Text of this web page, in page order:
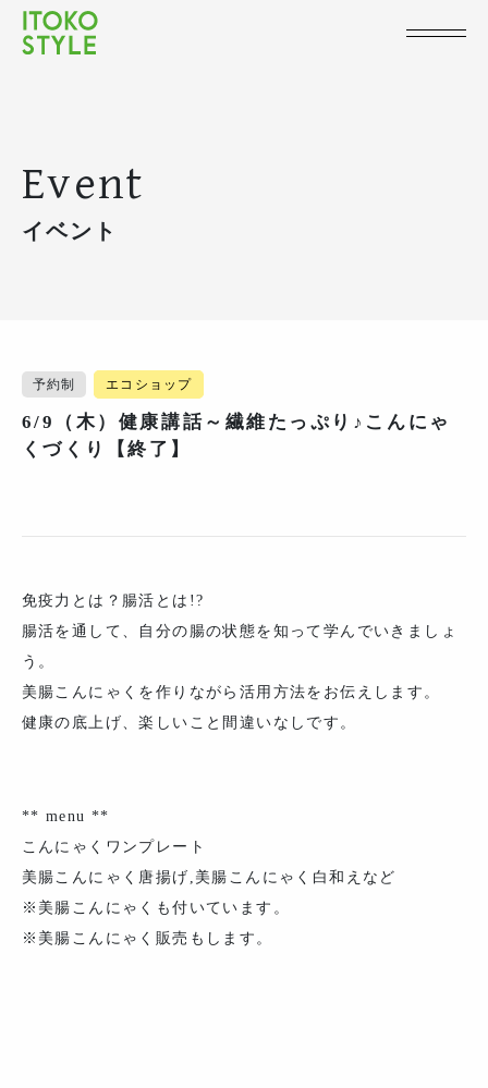
Event
イベント
予約制 エコショップ
6/9（木）健康講話～繊維たっぷり♪こんにゃ
くづくり【終了】
免疫力とは？腸活とは!?
腸活を通して、自分の腸の状態を知って学んでいきましょ
う。
美腸こんにゃくを作りながら活用方法をお伝えします。
健康の底上げ、楽しいこと間違いなしです。
** menu **
こんにゃくワンプレート
美腸こんにゃく唐揚げ,美腸こんにゃく白和えなど
※美腸こんにゃくも付いています。
※美腸こんにゃく販売もします。